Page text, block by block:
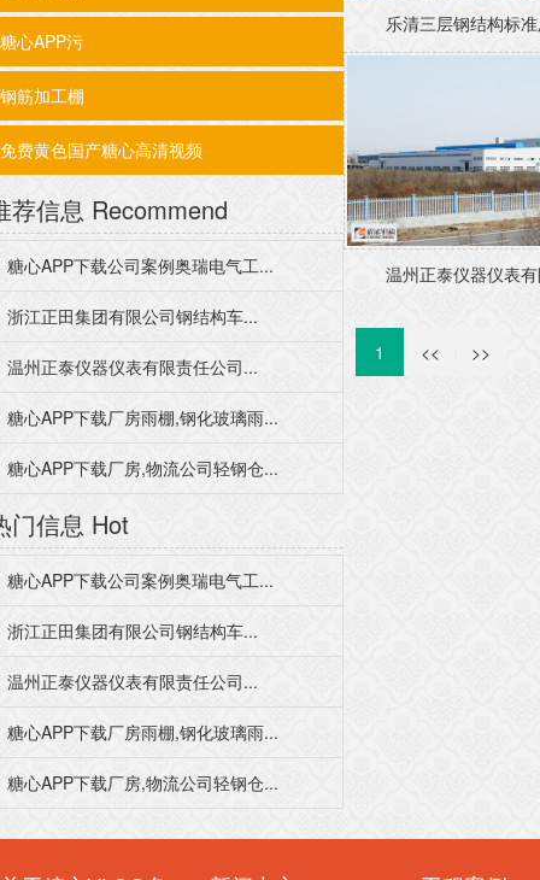
糖心APP污
钢筋加工棚
免费黄色国产糖心高清视频
荐信息 Recommend
糖心APP下载公司案例奥瑞电气工...
浙江正田集团有限公司钢结构车...
温州正泰仪器仪表有限责任公司...
糖心APP下载厂房雨棚,钢化玻璃雨...
糖心APP下载厂房,物流公司轻钢仓...
门信息 Hot
糖心APP下载公司案例奥瑞电气工...
浙江正田集团有限公司钢结构车...
温州正泰仪器仪表有限责任公司...
糖心APP下载厂房雨棚,钢化玻璃雨...
糖心APP下载厂房,物流公司轻钢仓...
乐清三层钢结构标
温州正泰仪器仪表
1 << >>